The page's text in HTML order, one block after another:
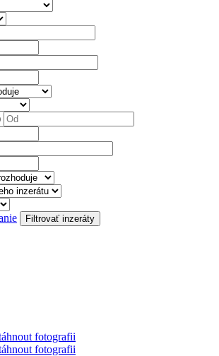
fotografii
fotografii